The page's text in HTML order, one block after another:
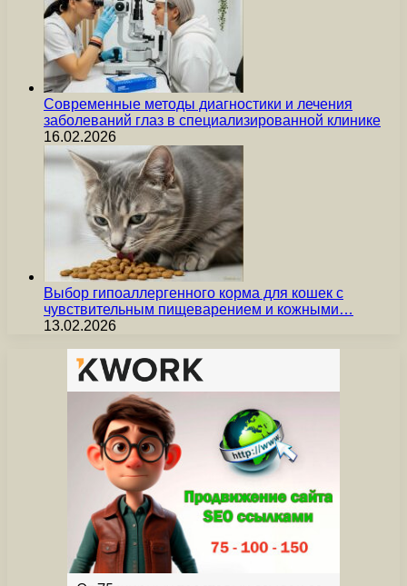
Современные методы диагностики и лечения
заболеваний глаз в специализированной клинике
16.02.2026
Выбор гипоаллергенного корма для кошек с
чувствительным пищеварением и кожными…
13.02.2026